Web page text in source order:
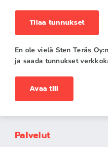
Tilaa tunnukset
En ole vielä Sten Teräs
ja saada tunnukset
Avaa tili
Palvelut